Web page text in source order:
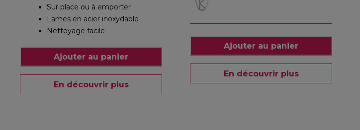
Sur place ou à emporter
Lames en acier inoxydable
Nettoyage facile
Ajouter au panier
En découvrir plus
Ajouter au panier
En découvrir plus